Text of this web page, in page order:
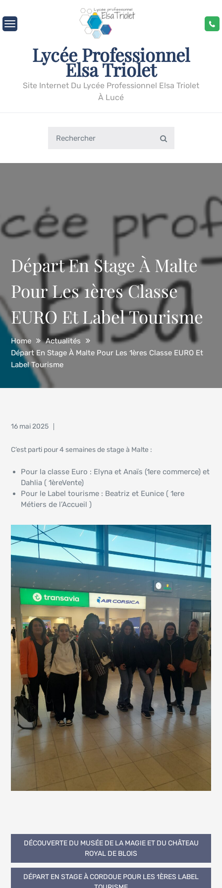
to
content
Lycée Professionnel
Elsa Triolet
Site Internet Du Lycée Professionnel Elsa Triolet
À Lucé
for:
Search
Départ En Stage À Malte
Pour Les 1ères Classe
EURO Et Label Tourisme
Home
Actualités
Départ En Stage À Malte Pour Les 1ères Classe EURO Et
Label Tourisme
Posted
16 mai 2025
C’est parti pour 4 semaines de stage à Malte :
Pour la classe Euro : Elyna et Anaïs (1ere commerce) et
Dahlia ( 1èreVente)
Pour le Label tourisme : Beatriz et Eunice ( 1ere
Métiers de l’Accueil )
Navigation
de
DÉCOUVERTE DU MUSÉE DE LA MAGIE ET DU CHÂTEAU
ROYAL DE BLOIS
DÉPART EN STAGE À CORDOUE POUR LES 1ÈRES LABEL